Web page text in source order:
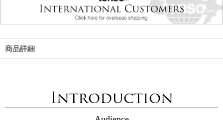
商品詳細
Introduction